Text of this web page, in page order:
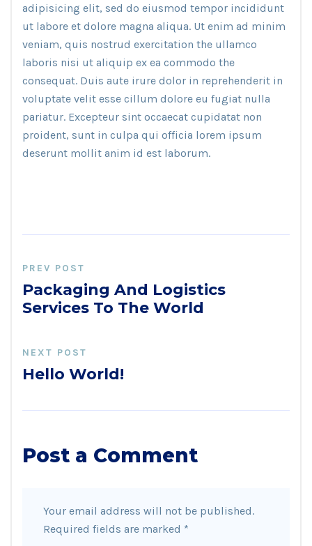
adipisicing elit, sed do eiusmod tempor incididunt
ut labore et dolore magna aliqua. Ut enim ad minim
veniam, quis nostrud exercitation the ullamco
laboris nisi ut aliquip ex ea commodo the
consequat. Duis aute irure dolor in reprehenderit in
voluptate velit esse cillum dolore eu fugiat nulla
pariatur. Excepteur sint occaecat cupidatat non
proident, sunt in culpa qui officia lorem ipsum
deserunt mollit anim id est laborum.
PREV POST
Packaging And Logistics
Services To The World
NEXT POST
Hello World!
Post a Comment
Your email address will not be published.
Required fields are marked *